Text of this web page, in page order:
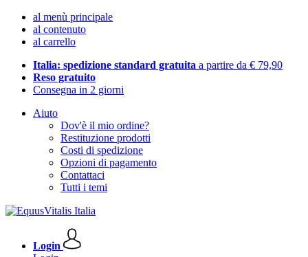
al menù principale
al contenuto
al carrello
Italia: spedizione standard gratuita a partire da € 79,90
Reso gratuito
Consegna in 2 giorni
Aiuto
Dov'è il mio ordine?
Restituzione prodotti
Costi di spedizione
Opzioni di pagamento
Contattaci
Tutti i temi
Login